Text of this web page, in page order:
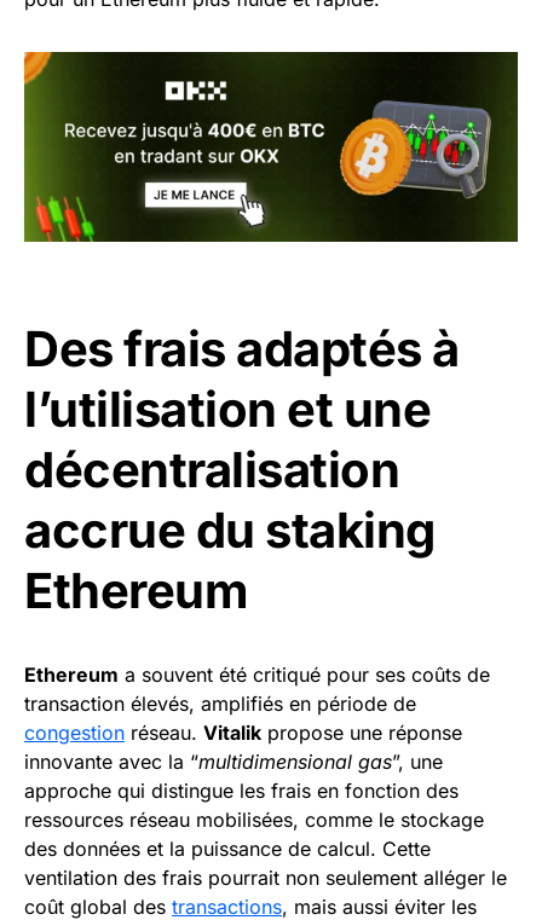
Des frais adaptés à
l’utilisation et une
décentralisation
accrue du staking
Ethereum
Ethereum a souvent été critiqué pour ses coûts de
transaction élevés, amplifiés en période de
congestion réseau. Vitalik propose une réponse
innovante avec la “multidimensional gas”, une
approche qui distingue les frais en fonction des
ressources réseau mobilisées, comme le stockage
des données et la puissance de calcul. Cette
ventilation des frais pourrait non seulement alléger le
coût global des transactions, mais aussi éviter les